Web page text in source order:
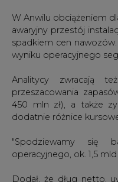
W Anwilu obciążeniem
awaryjny przestój
spadkiem cen
wyniku operacyjnego
Analitycy zwracają
przeszacowania
450 mln zł), a także
dodatnie różnice
"Spodziewamy się
operacyjnego, ok. 1,5
Dodał, że dług netto,